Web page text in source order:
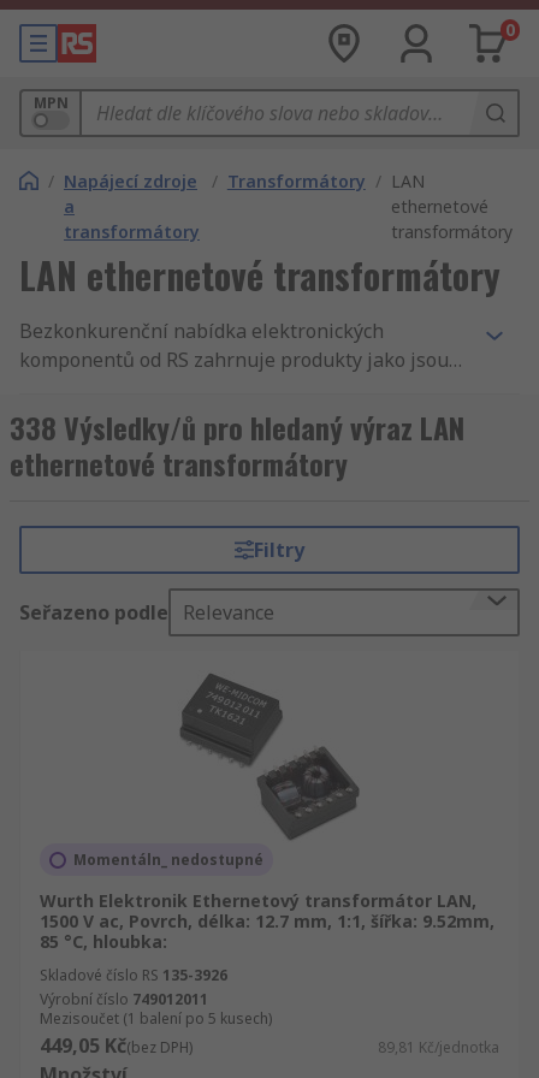
0
MPN
/ Napájecí zdroje
a
transformátory
/ Transformátory / LAN
ethernetové
transformátory
LAN ethernetové transformátory
Bezkonkurenční nabídka elektronických
komponentů od RS zahrnuje produkty jako jsou
měniče, UPS (nepřerušitelné napájecí zdroje) a
LAN ethernetové transformátory. Máme nejlepší
produkty a skladovou dostupnost v odvětví.
v celém světě. Samozřejmostí pro RS je dokonalý
servis a rychlé dodání. RS nabízí široký sortiment
produktů z oblasti Elektronické komponenty,
napájení a konektory, dále LAN ethernetové
Prohlédněte si celou nabídku sekce Elektronické
komponenty, napájení a konektory. Najdete tam
Napájecí zdroje a transformátory a
Transformátory. My vám doručíme LAN
ethernetové transformátory do druhého dne.
Usilujeme o to, aby naše LAN ethernetové
transformátory splnily požadavky nejvyšší kvality
plně důvěřovat. O skupině Transformátory
najdete u nás kompletní technické informace.
Transformátory - nabízíme podporu vynikajících
inženýrů a informační a poradenský servis, ale
také flexibilní slevy. Hledáte určitý Wurth
Elektronik výrobek? Nemůžete najít dodavatele,
338 Výsledky/ů pro hledaný výraz LAN
ethernetové transformátory
Filtry
Seřazeno podle Relevance
Momentáln_ nedostupné
Wurth Elektronik Ethernetový transformátor LAN,
1500 V ac, Povrch, délka: 12.7 mm, 1:1, šířka: 9.52mm,
85 °C, hloubka:
Skladové číslo RS 135-3926
Výrobní číslo 749012011
Mezisoučet (1 balení po 5 kusech)
449,05 Kč(bez DPH) 89,81 Kč/jednotka